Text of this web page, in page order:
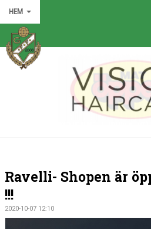
HEM
HEM
KALENDER
BILDGALLERI
Ravelli- Shopen är
!!!
2020-10-07 12:10